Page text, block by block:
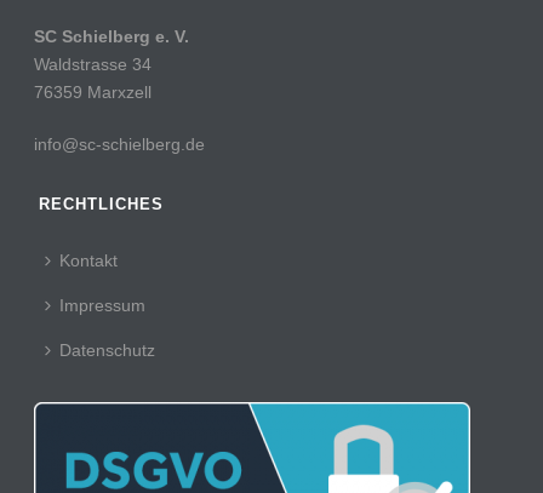
SC Schielberg e. V.
Waldstrasse 34
76359 Marxzell
info@sc-schielberg.de
RECHTLICHES
Kontakt
Impressum
Datenschutz